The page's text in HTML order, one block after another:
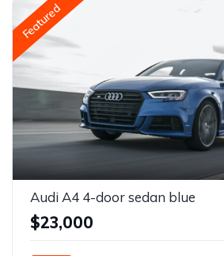
Featured
Audi A4 4-door sedan blue
$23,000